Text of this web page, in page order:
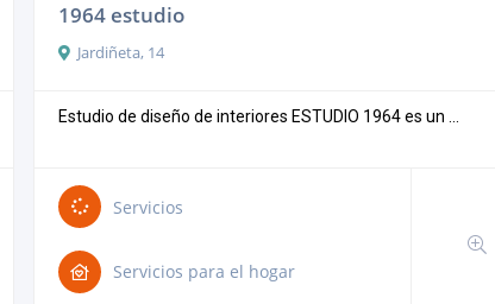
1964 estudio
Jardiñeta, 14
Estudio de diseño de interiores ESTUDIO 1964 es un ...
Servicios
Servicios para el hogar